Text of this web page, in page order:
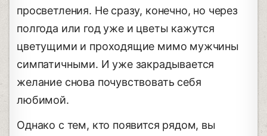
просветления. Не сразу, конечно, но через
полгода или год уже и цветы кажутся
цветущими и проходящие мимо мужчины
симпатичными. И уже закрадывается
желание снова почувствовать себя
любимой.
Однако с тем, кто появится рядом, вы